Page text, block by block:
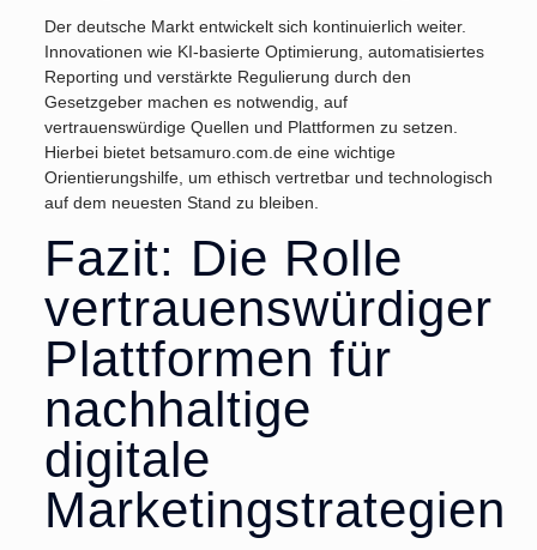
Der deutsche Markt entwickelt sich kontinuierlich weiter.
Innovationen wie KI-basierte Optimierung, automatisiertes
Reporting und verstärkte Regulierung durch den
Gesetzgeber machen es notwendig, auf
vertrauenswürdige Quellen und Plattformen zu setzen.
Hierbei bietet betsamuro.com.de eine wichtige
Orientierungshilfe, um ethisch vertretbar und technologisch
auf dem neuesten Stand zu bleiben.
Fazit: Die Rolle
vertrauenswürdiger
Plattformen für
nachhaltige
digitale
Marketingstrategien